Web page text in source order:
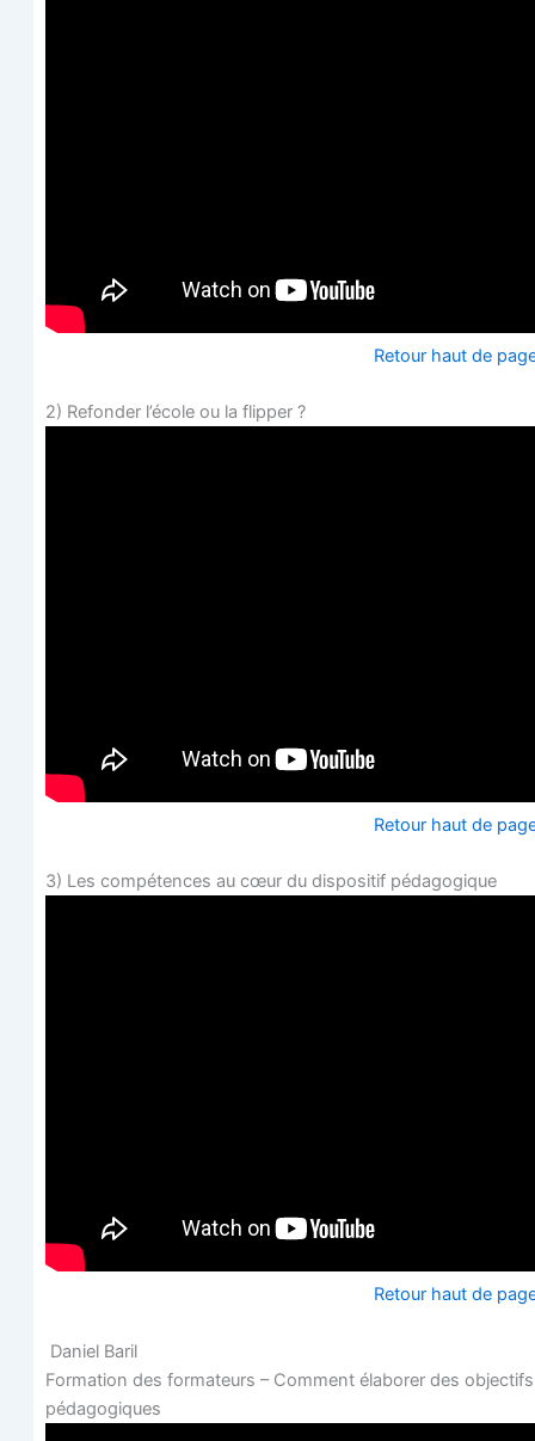
Retour haut de
2) Refon­der l’é­cole ou la flipper ?
Retour haut de
3) Les com­pé­tences au cœur du dis­po­si­tif pédagogique
Retour haut de
Daniel Baril
For­ma­tion des for­ma­teurs – Com­ment éla­bo­rer des objec­tifs
pédagogiques